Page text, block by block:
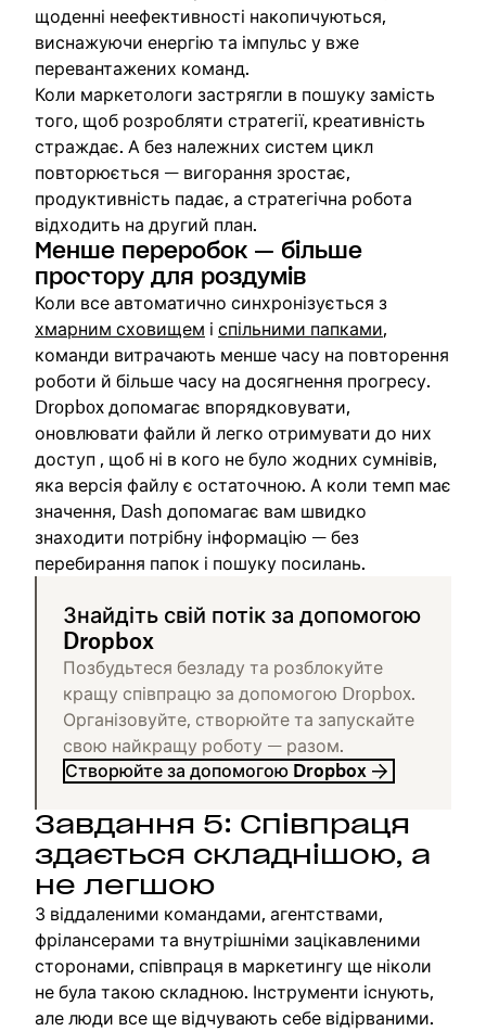
щоденні неефективності накопичуються,
виснажуючи енергію та імпульс у вже
перевантажених команд.
Коли маркетологи застрягли в пошуку замість
того, щоб розробляти стратегії, креативність
страждає. А без належних систем цикл
повторюється — вигорання зростає,
продуктивність падає, а стратегічна робота
відходить на другий план.
Менше переробок — більше
простору для роздумів
Коли все автоматично синхронізується з
хмарним сховищем і спільними папками,
команди витрачають менше часу на повторення
роботи й більше часу на досягнення прогресу.
Dropbox допомагає впорядковувати,
оновлювати файли й легко отримувати до них
доступ , щоб ні в кого не було жодних сумнівів,
яка версія файлу є остаточною. А коли темп має
значення, Dash допомагає вам швидко
знаходити потрібну інформацію — без
перебирання папок і пошуку посилань.
Знайдіть свій потік за допомогою
Dropbox
Позбудьтеся безладу та розблокуйте
кращу співпрацю за допомогою Dropbox.
Організовуйте, створюйте та запускайте
свою найкращу роботу — разом.
Створюйте за допомогою Dropbox
Завдання 5: Співпраця
здається складнішою, а
не легшою
З віддаленими командами, агентствами,
фрілансерами та внутрішніми зацікавленими
сторонами, співпраця в маркетингу ще ніколи
не була такою складною. Інструменти існують,
але люди все ще відчувають себе відірваними.